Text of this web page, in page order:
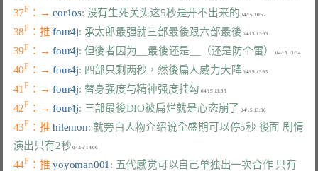
37F ：→ cor1os: 没有生死关头这5秒是开不出来的
38F ：推 four4j: 承太郎最强就三部最後跟六部最後 04/15 13:33
39F ：→ four4j: 但後者因为__最後还是__（还是防个雷） 04/15 13:34
40F ：→ four4j: 四部只剩两秒，然後扁人威力大降 04/15 13:35
41F ：→ four4j: 替身强度与精神强度挂勾 04/15 13:35
42F ：→ four4j: 三部最後DIO被扁烂就是心态崩了 04/15 13:36
43F ：推 hilemon: 就旁白人物介绍说全盛期可以停5秒 後面 剧情
演出只有2秒
04/15 14:06
44F ：推 yoyoman001 : 五代感觉可以自己单独出一次合作 只有